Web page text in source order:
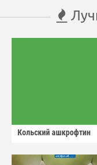
Кольский ашкрофтин